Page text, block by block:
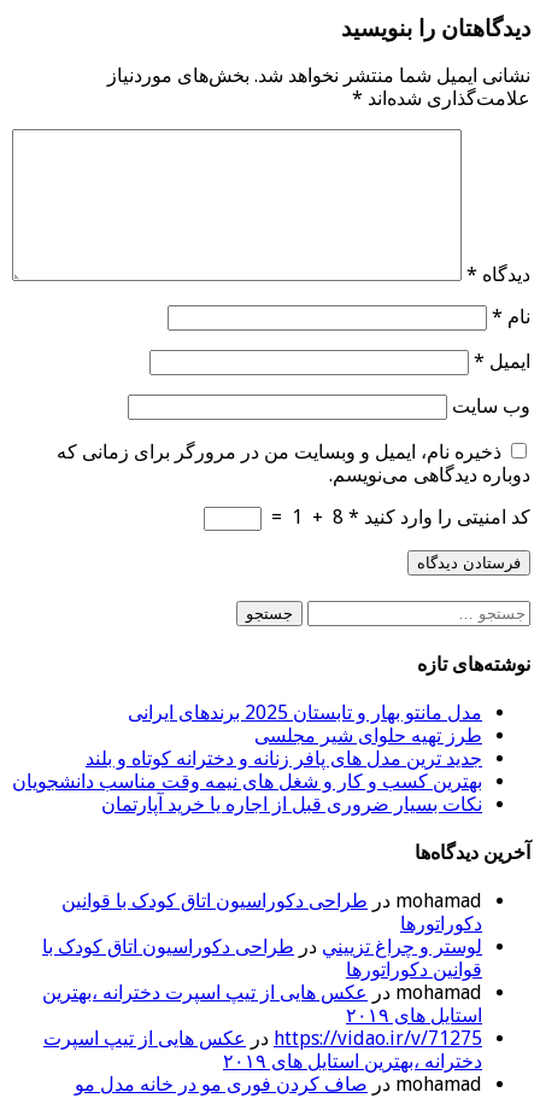
دیدگاهتان را بنویسید
نشانی ایمیل شما منتشر نخواهد شد. بخش‌های موردنیاز
علامت‌گذاری شده‌اند *
دیدگاه *
نام *
ایمیل *
وب‌ سایت
ذخیره نام، ایمیل و وبسایت من در مرورگر برای زمانی که
دوباره دیدگاهی می‌نویسم.
کد امنیتی را وارد کنید *
8
+
1
=
جستجو
نوشته‌های تازه
مدل مانتو بهار و تابستان 2025 برندهای ایرانی
طرز تهیه حلوای شیر مجلسی
جدید ترین مدل های پافر زنانه و دخترانه کوتاه و بلند
بهترین کسب و کار و شغل های نیمه وقت مناسب دانشجویان
نکات بسیار ضروری قبل از اجاره یا خرید آپارتمان
آخرین دیدگاه‌ها
mohamad در طراحی دکوراسیون اتاق کودک با قوانین
دکوراتورها
لوستر و چراغ تزييني در طراحی دکوراسیون اتاق کودک با
قوانین دکوراتورها
mohamad در عکس هایی از تیپ اسپرت دخترانه ،بهترین
استایل های ۲۰۱۹
https://vidao.ir/v/71275 در عکس هایی از تیپ اسپرت
دخترانه ،بهترین استایل های ۲۰۱۹
mohamad در صاف کردن فوری مو در خانه مدل مو